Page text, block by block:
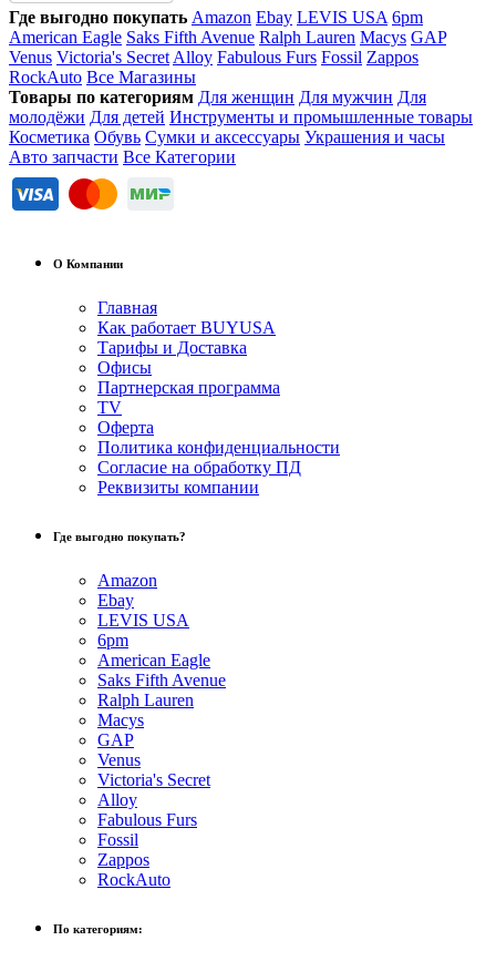
Где выгодно покупать Amazon Ebay LEVIS USA 6pm
American Eagle Saks Fifth Avenue Ralph Lauren Macys GAP
Venus Victoria's Secret Alloy Fabulous Furs Fossil Zappos
RockAuto Все Магазины
Товары по категориям Для женщин Для мужчин Для
молодёжи Для детей Инструменты и промышленные товары
Косметика Обувь Сумки и аксессуары Украшения и часы
Авто запчасти Все Категории
О Компании
Главная
Как работает BUYUSA
Тарифы и Доставка
Офисы
Партнерская программа
TV
Оферта
Политика конфиденциальности
Согласие на обработку ПД
Реквизиты компании
Где выгодно покупать?
Amazon
Ebay
LEVIS USA
6pm
American Eagle
Saks Fifth Avenue
Ralph Lauren
Macys
GAP
Venus
Victoria's Secret
Alloy
Fabulous Furs
Fossil
Zappos
RockAuto
По категориям: